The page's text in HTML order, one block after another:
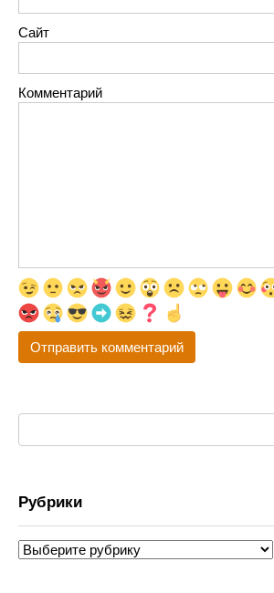
Сайт
Комментарий
Рубрики
Рубрики